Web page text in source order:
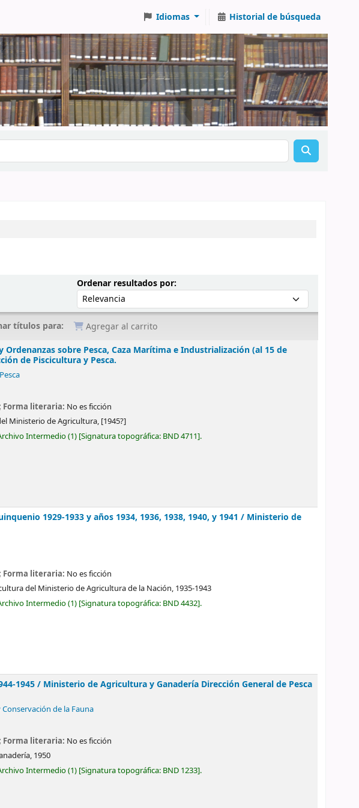
Idiomas Historial de búsqueda
Ordenar resultados por:Ordenar por:
títulos para:
Agregar al carrito
sobre Pesca, Caza Marítima e Industrialización (al 15 de
de Piscicultura y Pesca.
Forma literaria: No es ficción
Ministerio de Agricultura, [1945?]
Intermedio(1) Signatura topográfica: BND 4711 .
1929-1933 y años 1934, 1936, 1938, 1940, y 1941 / Ministerio de
Forma literaria: No es ficción
del Ministerio de Agricultura de la Nación, 1935-1943
Intermedio(1) Signatura topográfica: BND 4432 .
1945 / Ministerio de Agricultura y Ganadería Dirección General de Pesca
de la Fauna
Forma literaria: No es ficción
1950
Intermedio(1) Signatura topográfica: BND 1233 .